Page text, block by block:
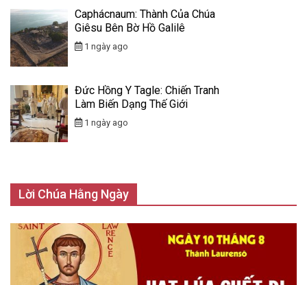
Caphácnaum: Thành Của Chúa
Giêsu Bên Bờ Hồ Galilê
1 ngày ago
Đức Hồng Y Tagle: Chiến Tranh
Làm Biến Dạng Thế Giới
1 ngày ago
Lời Chúa Hằng Ngày